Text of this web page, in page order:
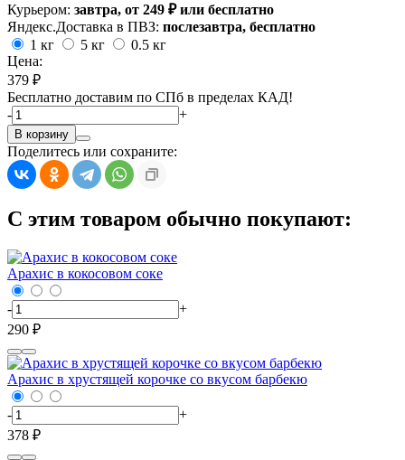
Курьером: завтра, от 249 ₽ или бесплатно
Яндекс.Доставка в ПВЗ: послезавтра, бесплатно
1 кг
5 кг
0.5 кг
Цена:
379 ₽
Бесплатно доставим по СПб в пределах КАД!
-
+
В корзину
Поделитесь или сохраните:
С этим товаром обычно покупают:
Арахис в кокосовом соке
-
+
290 ₽
Арахис в хрустящей корочке со вкусом барбекю
-
+
378 ₽